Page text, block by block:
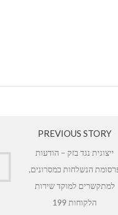
PREVIOUS STORY
ייצוגית נגד בזק – הודעות
הנשלחות כמסרונים,
למתקשרים למוקד שירות
הלקוחות 199